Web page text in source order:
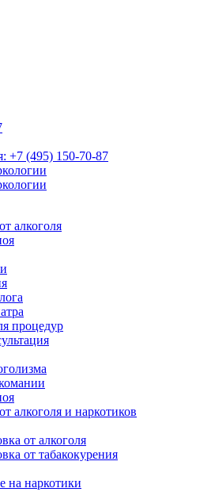
+7 (495) 150-70-87
алкоголя
процедур
алкоголя и наркотиков
от алкоголя
от табакокурения
на наркотики